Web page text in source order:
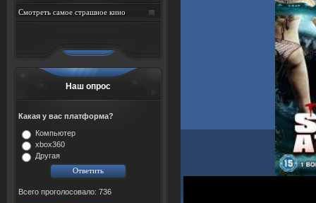
Смотреть самое страшное кино
Наш опрос
Какая у вас платформа?
Компьютер
xbox360
Другая
Всего проголосовало: 736